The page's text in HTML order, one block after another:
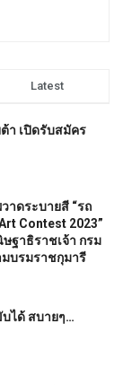
Latest
า เปิดรับสมัคร
าดระบายสี “รถ
Contest 2023”
ฐาธิราชเจ้า กรม
บรมราชกุมารี
ได้ สบายๆ…